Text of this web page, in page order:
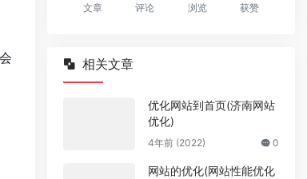
文章 评论 浏览 获赞
相关文章
优化网站到首页(济南网站
优化)
4年前 (2022) 0
网站的优化(网站性能优化